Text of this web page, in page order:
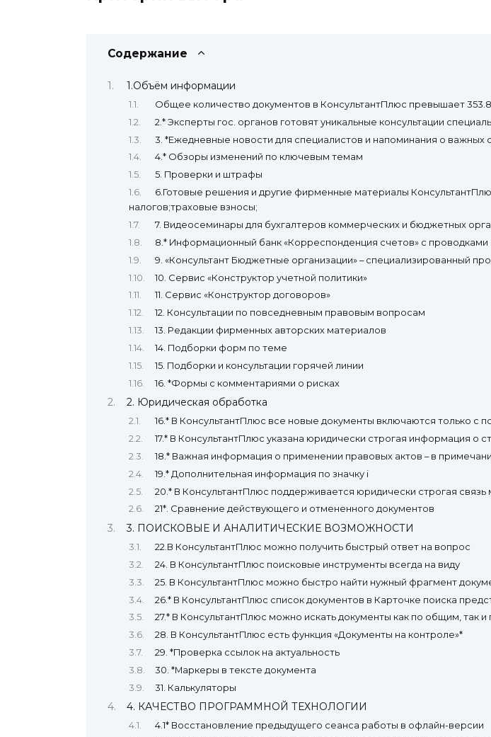
Содержание
1.Объём информации
Общее количество документов в КонсультантПлюс превышает
2.* Эксперты гос. органов готовят уникальные консультации
3. *Ежедневные новости для специалистов и напоминания о важных
4.* Обзоры изменений по ключевым темам
5. Проверки и штрафы
6.Готовые решения и другие фирменные материалы
налогов;траховые взносы;
7. Видеосеминары для бухгалтеров коммерческих и бюджетных
8.* Информационный банк «Корреспонденция счетов» с проводками
9. «Консультант Бюджетные организации» – специализированный
10. Сервис «Конструктор учетной политики»
11. Сервис «Конструктор договоров»
12. Консультации по повседневным правовым вопросам
13. Редакции фирменных авторских материалов
14. Подборки форм по теме
15. Подборки и консультации горячей линии
16. *Формы с комментариями о рисках
2. Юридическая обработка
16.* В КонсультантПлюс все новые документы включаются только с
17.* В КонсультантПлюс указана юридически строгая информация о
18.* Важная информация о применении правовых актов – в
19.* Дополнительная информация по значку i
20.* В КонсультантПлюс поддерживается юридически строгая
21*. Сравнение действующего и отмененного документов
3. ПОИСКОВЫЕ И АНАЛИТИЧЕСКИЕ ВОЗМОЖНОСТИ
22.В КонсультантПлюс можно получить быстрый ответ на вопрос
24. В КонсультантПлюс поисковые инструменты всегда на виду
25. В КонсультантПлюс можно быстро найти нужный фрагмент
26.* В КонсультантПлюс список документов в Карточке поиска
27.* В КонсультантПлюс можно искать документы как по общим, так
28. В КонсультантПлюс есть функция «Документы на контроле»*
29. *Проверка ссылок на актуальность
30. *Маркеры в тексте документа
31. Калькуляторы
4. КАЧЕСТВО ПРОГРАММНОЙ ТЕХНОЛОГИИ
4.1* Восстановление предыдущего сеанса работы в офлайн-версии